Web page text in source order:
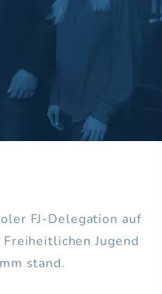
FJ-Delegation auf
Jugend
stand.